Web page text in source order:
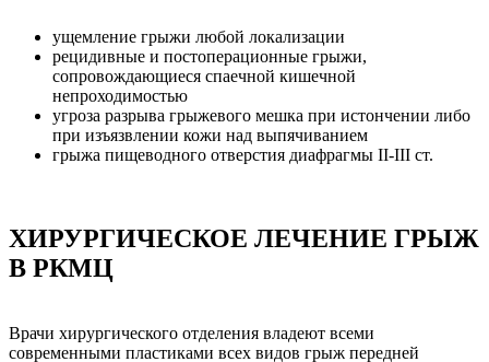
ущемление грыжи любой локализации
рецидивные и постоперационные грыжи,
сопровождающиеся спаечной кишечной
непроходимостью
угроза разрыва грыжевого мешка при истончении либо
при изъязвлении кожи над выпячиванием
грыжа пищеводного отверстия диафрагмы II-III ст.
ХИРУРГИЧЕСКОЕ ЛЕЧЕНИЕ ГРЫЖ
В РКМЦ
Врачи хирургического отделения владеют всеми
современными пластиками всех видов грыж передней